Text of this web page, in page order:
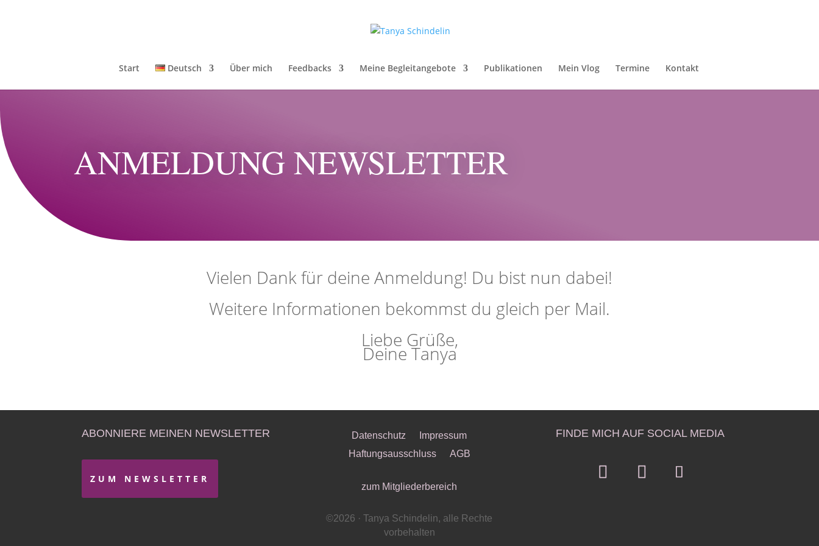
Start Deutsch Über mich Feedbacks Meine Begleitangebote Publikationen Mein Vlog Termine Kontakt
ANMELDUNG NEWSLETTER
Vielen Dank für deine Anmeldung! Du bist nun dabei!
Weitere Informationen bekommst du gleich per Mail.
Liebe Grüße,
Deine Tanya
ABONNIERE MEINEN NEWSLETTER
ZUM NEWSLETTER
Datenschutz
Impressum
Haftungsausschluss
AGB
zum Mitgliederbereich
©2026 · Tanya Schindelin, alle Rechte
vorbehalten
FINDE MICH AUF SOCIAL MEDIA